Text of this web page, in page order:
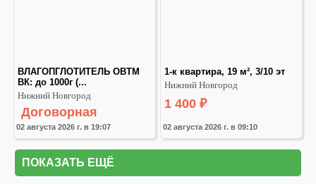
02 августа 2026 г. в 19:07
ВЛАГОПГЛОТИТЕЛЬ ОВТМ
ВК: до 1000г (...
Нижний Новгород
Договорная
02 августа 2026 г. в 09:10
1-к квартира, 19 м², 3/10 эт
Нижний Новгород
1 400 ₽
ПОКАЗАТЬ ЕЩЁ